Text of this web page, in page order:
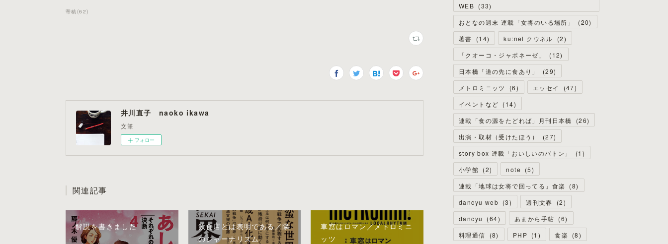
寄稿 (62)
井川直子 naoko ikawa
文筆
フォロー
関連記事
解説を書きました
飲食店とは表明である／隣
のジャーナリズム
車窓はロマン／メトロミニ
ッツ
WEB (33)
おとなの週末 連載「女将のいる場所」
(20)
著書
(14) ku:nel クウネル (2)
「クオーコ・ジャポネーゼ」
(12)
日本橋「道の先に食あり」
(29)
メトロミニッツ
(6) エッセイ (47)
イベントなど (14)
連載「食の源をたどれば」月刊日本橋
(26)
出演・取材（受けたほう）
(27)
story box 連載「おいしいのバトン」
(1 )
小学館 (2) note (5)
連載「地球は女将で回ってる」食楽
(8)
dancyu web (3) 週刊文春 (2)
dancyu
(64) あまから手帖 (6)
料理通信
(8) PHP (1 ) 食楽 (8)